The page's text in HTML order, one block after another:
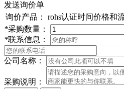
发送询价单
询价产品：
rohs认证时间价格和
*采购数量：
*联系信息：
公司名称：
采购说明：